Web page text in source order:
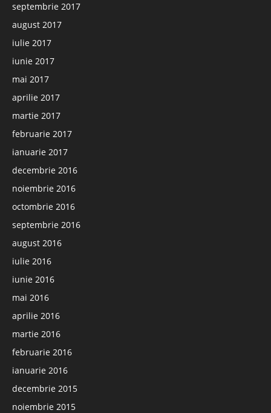
septembrie 2017
august 2017
iulie 2017
iunie 2017
mai 2017
aprilie 2017
martie 2017
februarie 2017
ianuarie 2017
decembrie 2016
noiembrie 2016
octombrie 2016
septembrie 2016
august 2016
iulie 2016
iunie 2016
mai 2016
aprilie 2016
martie 2016
februarie 2016
ianuarie 2016
decembrie 2015
noiembrie 2015